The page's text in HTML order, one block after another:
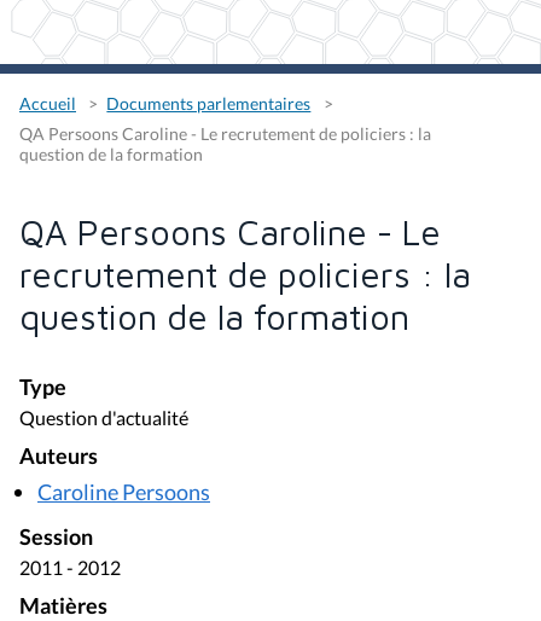
Accueil
Documents parlementaires
QA Persoons Caroline - Le recrutement de policiers : la
question de la formation
QA Persoons Caroline - Le
recrutement de policiers : la
question de la formation
Type
Question d'actualité
Auteurs
Caroline Persoons
Session
2011 - 2012
Matières